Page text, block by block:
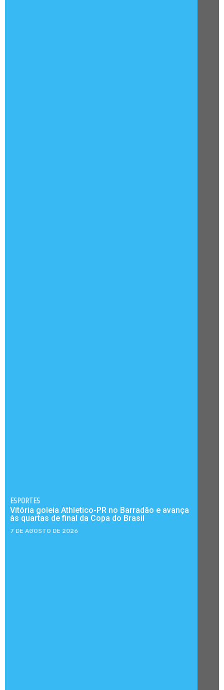
ESPORTES
Vitória goleia Athletico-PR no Barradão e avança
às quartas de final da Copa do Brasil
7 DE AGOSTO DE 2026